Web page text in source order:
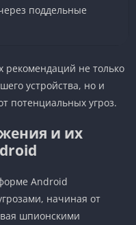
поддельные
рекомендаций не только
устройства, но и
потенциальных угроз.
и их
Android
начиная от
шпионскими